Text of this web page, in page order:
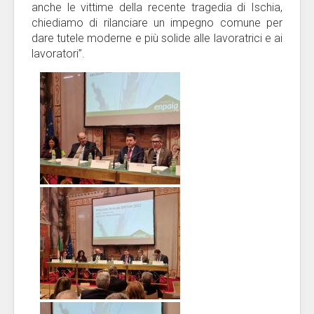
anche le vittime della recente tragedia di Ischia,
chiediamo di rilanciare un impegno comune per
dare tutele moderne e più solide alle lavoratrici e ai
lavoratori”.